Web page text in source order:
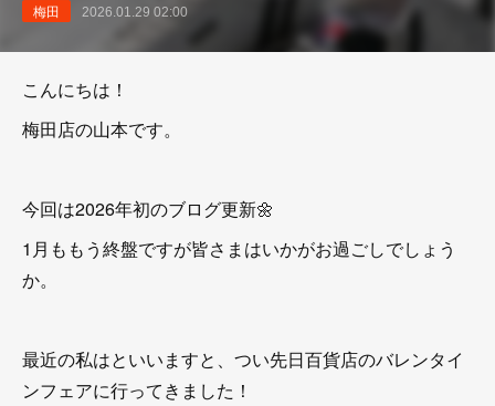
梅田 2026.01.29 02:00
こんにちは！
梅田店の山本です。
今回は2026年初のブログ更新🌼
1月ももう終盤ですが皆さまはいかがお過ごしでしょう
か。
最近の私はといいますと、つい先日百貨店のバレンタイ
ンフェアに行ってきました！